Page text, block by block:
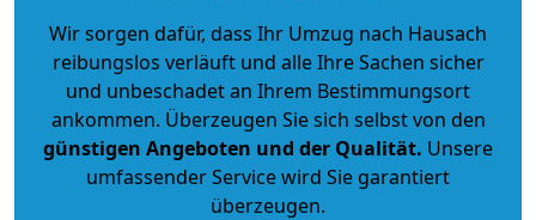
Wir sorgen dafür, dass Ihr Umzug nach Hausach
reibungslos verläuft und alle Ihre Sachen sicher
und unbeschadet an Ihrem Bestimmungsort
ankommen. Überzeugen Sie sich selbst von den
günstigen Angeboten und der Qualität. Unsere
umfassender Service wird Sie garantiert
überzeugen.